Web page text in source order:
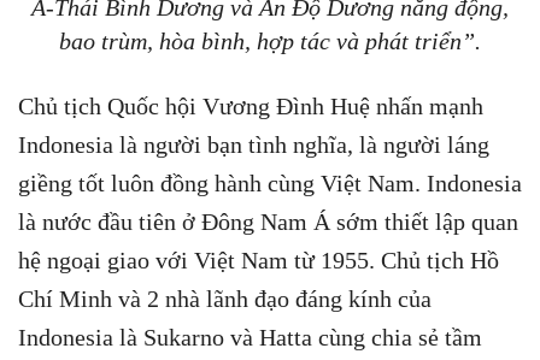
Á-Thái Bình Dương và Ấn Độ Dương năng động,
bao trùm, hòa bình, hợp tác và phát triển”.
Chủ tịch Quốc hội Vương Đình Huệ nhấn mạnh
Indonesia là người bạn tình nghĩa, là người láng
giềng tốt luôn đồng hành cùng Việt Nam. Indonesia
là nước đầu tiên ở Đông Nam Á sớm thiết lập quan
hệ ngoại giao với Việt Nam từ 1955. Chủ tịch Hồ
Chí Minh và 2 nhà lãnh đạo đáng kính của
Indonesia là Sukarno và Hatta cùng chia sẻ tầm